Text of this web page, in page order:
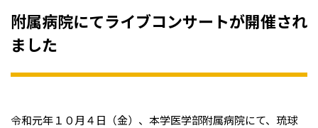
附属病院にてライブコンサートが開催され
ました
令和元年１０月４日（金）、本学医学部附属病院にて、琉球